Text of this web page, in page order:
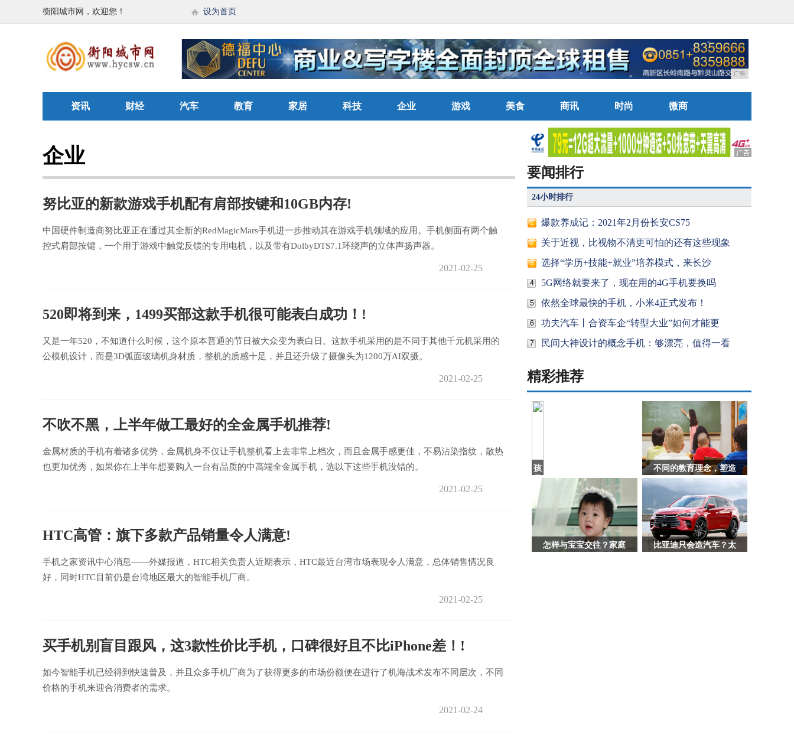
衡阳城市网，欢迎您！ 设为首页
广告
资讯 财经 汽车 教育 家居 科技 企业 游戏 美食 商讯 时尚 微商
企业
努比亚的新款游戏手机配有肩部按键和10GB内存!
中国硬件制造商努比亚正在通过其全新的RedMagicMars手机进一步推动其在游戏手机领域的应用。手机侧面有两个触
控式肩部按键，一个用于游戏中触觉反馈的专用电机，以及带有DolbyDTS7.1环绕声的立体声扬声器。
2021-02-25
520即将到来，1499买部这款手机很可能表白成功！!
又是一年520，不知道什么时候，这个原本普通的节日被大众变为表白日。这款手机采用的是不同于其他千元机采用的
公模机设计，而是3D弧面玻璃机身材质，整机的质感十足，并且还升级了摄像头为1200万AI双摄。
2021-02-25
不吹不黑，上半年做工最好的全金属手机推荐!
金属材质的手机有着诸多优势，金属机身不仅让手机整机看上去非常上档次，而且金属手感更佳，不易沾染指纹，散热
也更加优秀，如果你在上半年想要购入一台有品质的中高端全金属手机，选以下这些手机没错的。
2021-02-25
HTC高管：旗下多款产品销量令人满意!
手机之家资讯中心消息——外媒报道，HTC相关负责人近期表示，HTC最近台湾市场表现令人满意，总体销售情况良
好，同时HTC目前仍是台湾地区最大的智能手机厂商。
2021-02-25
买手机别盲目跟风，这3款性价比手机，口碑很好且不比iPhone差！!
如今智能手机已经得到快速普及，并且众多手机厂商为了获得更多的市场份额便在进行了机海战术发布不同层次，不同
价格的手机来迎合消费者的需求。
2021-02-24
要闻排行
24小时排行
1 爆款养成记：2021年2月份长安CS75
2 关于近视，比视物不清更可怕的还有这些现象
3 选择“学历+技能+就业”培养模式，来长沙
4 5G网络就要来了，现在用的4G手机要换吗
5 依然全球最快的手机，小米4正式发布！
6 功夫汽车丨合资车企“转型大业”如何才能更
7 民间大神设计的概念手机：够漂亮，值得一看
精彩推荐
孩
子
撕
钱，
家
长
做
不同的教育理念，塑造
怎样与宝宝交往？家庭 比亚迪只会造汽车？太